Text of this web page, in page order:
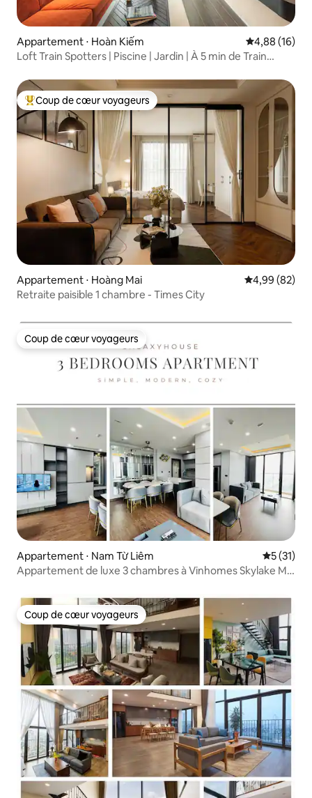
Appartement ⋅ Hoàn Kiếm Évaluation
4,88 (16)
Loft Train Spotters | Piscine | Jardin | À 5 min de Train
Coups de cœur voyageurs les plus appréciés
Coup de cœur voyageurs
Appartement ⋅ Hoàng Mai Évaluation
4,99 (82)
Retraite paisible 1 chambre - Times City
Coup de cœur voyageurs
Coup de cœur voyageurs
Appartement ⋅ Nam Từ Liêm
5 (31)
Appartement de luxe 3 chambres à Vinhomes Skylake My
Coup de cœur voyageurs
Coup de cœur voyageurs